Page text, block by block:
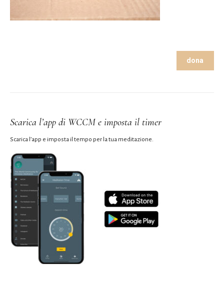
dona
Scarica l’app di WCCM e imposta il timer
Scarica l’app e imposta il tempo per la tua meditazione.